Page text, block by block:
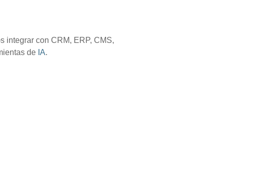
integrar con CRM, ERP, CMS,
de IA.